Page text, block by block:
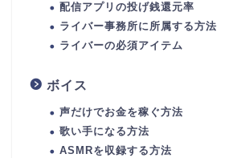
配信アプリの投げ銭還元率
ライバー事務所に所属する方法
ライバーの必須アイテム
ボイス
声だけでお金を稼ぐ方法
歌い手になる方法
ASMRを収録する方法